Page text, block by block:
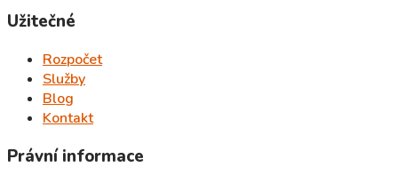
Užitečné
Rozpočet
Služby
Blog
Kontakt
Právní informace